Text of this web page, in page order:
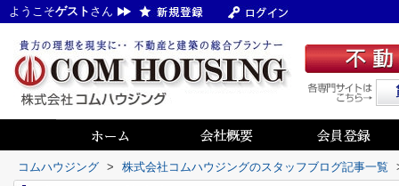
ようこそゲスト さん
コムハウジング > 株式会社コムハウジングのスタッフブログ記事一覧